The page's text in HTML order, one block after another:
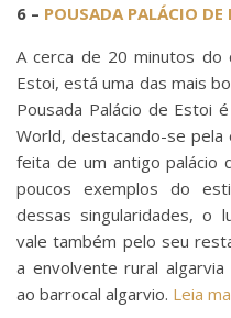
6 – POUSADA PALÁCIO DE
A cerca de 20 minutos do
Estoi, está uma das mais
Pousada Palácio de Estoi
World, destacando-se
feita de um antigo palácio
poucos exemplos do
dessas singularidades, o
vale também pelo seu
a envolvente rural
ao barrocal algarvio. Leia